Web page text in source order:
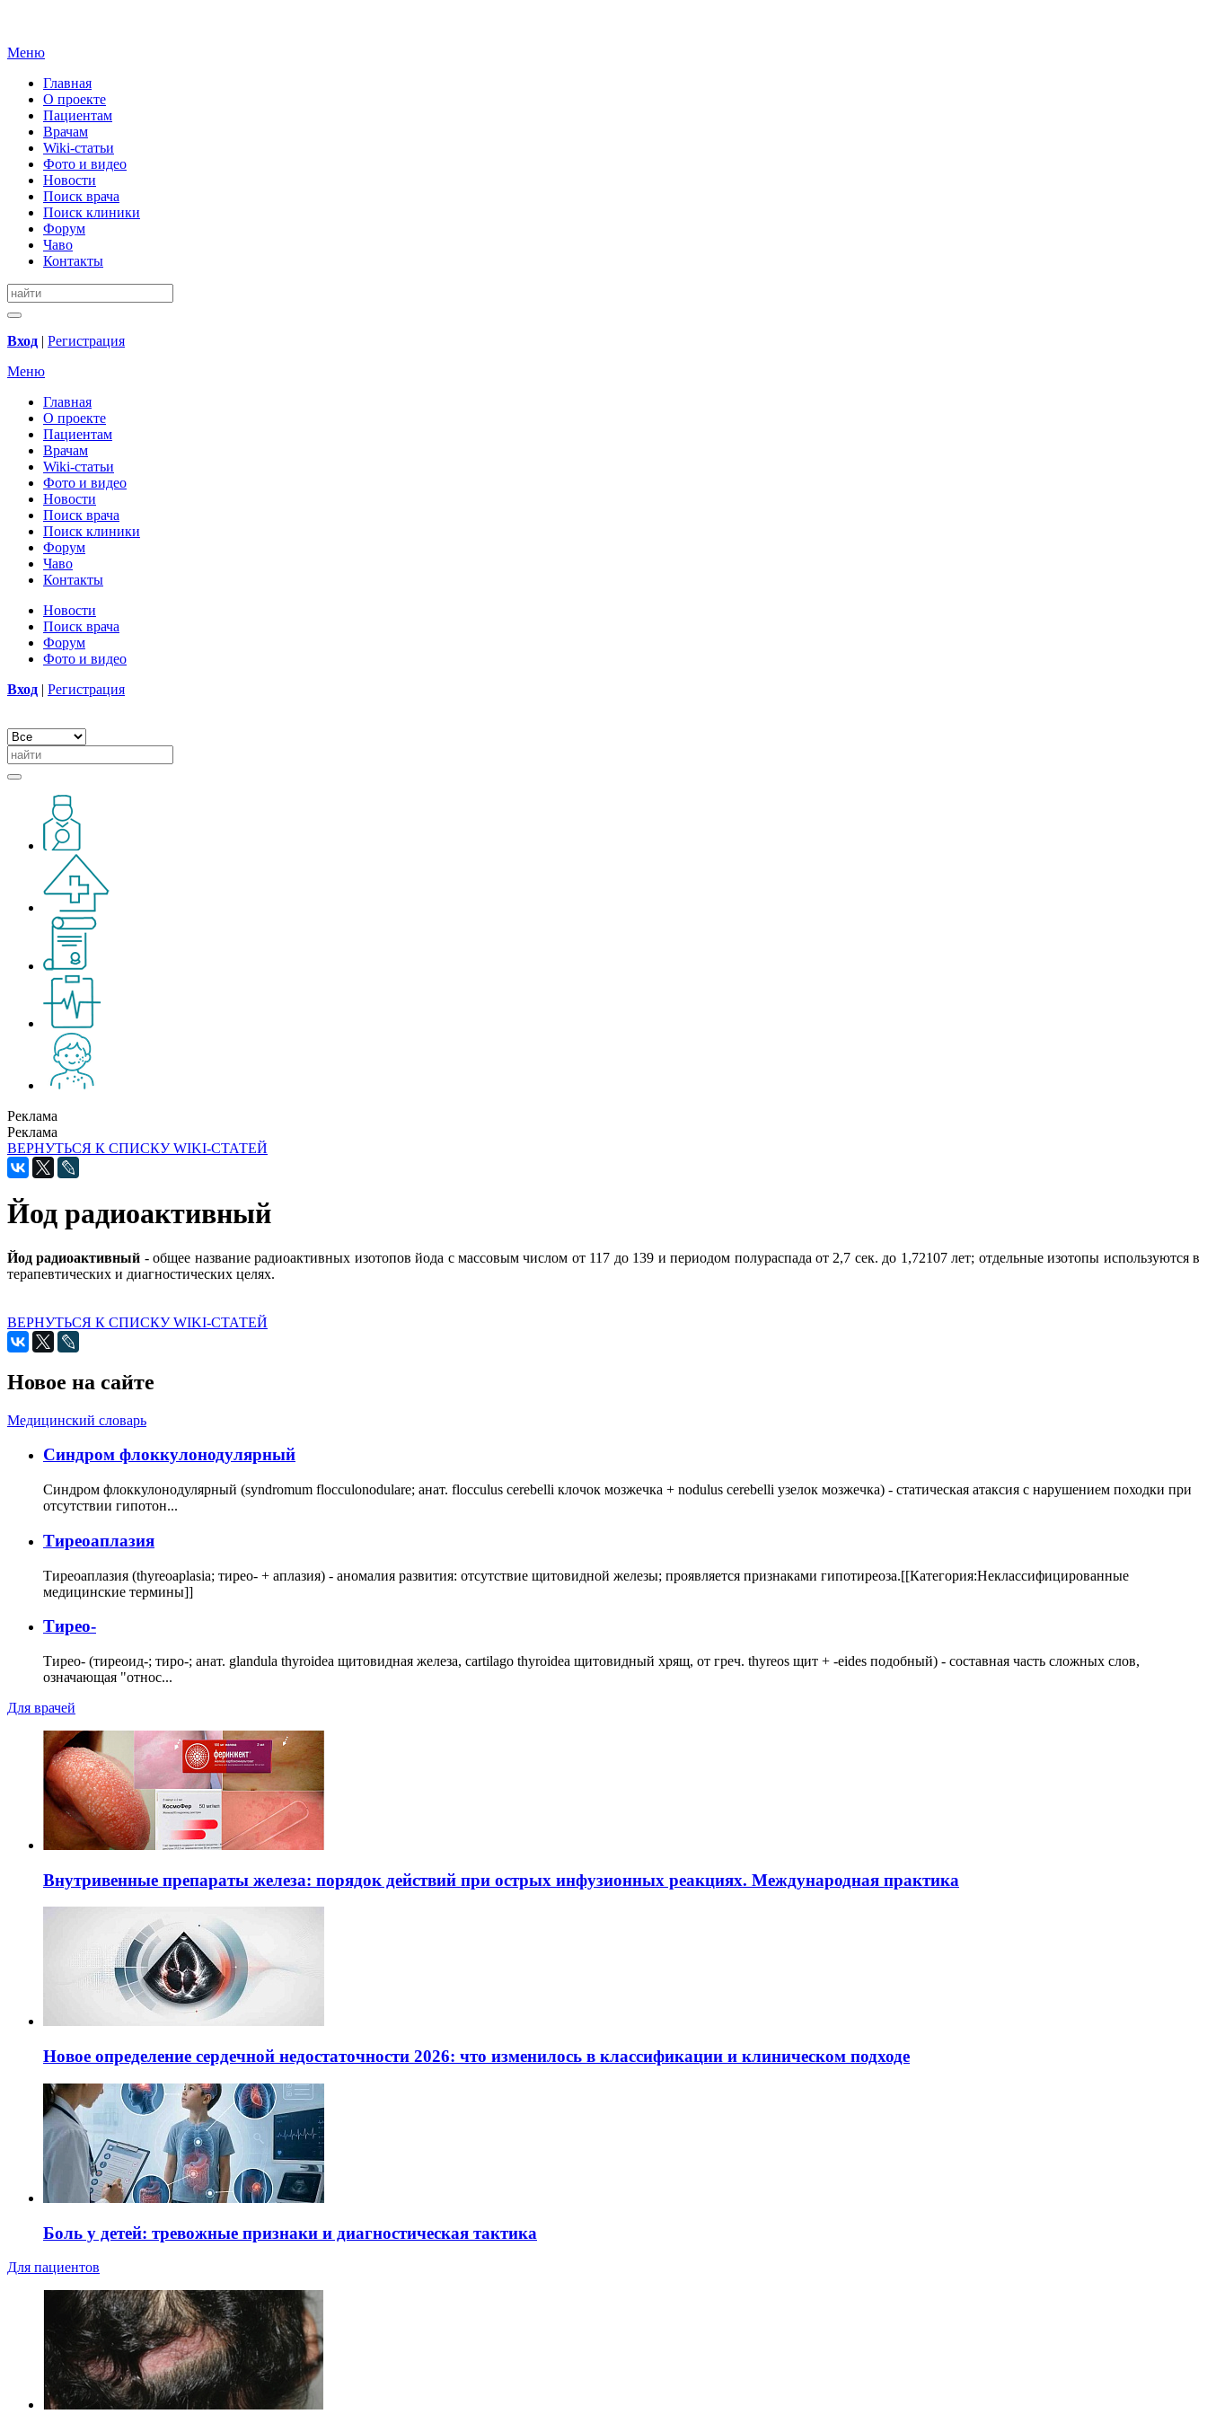
Меню
Главная
О проекте
Пациентам
Врачам
Wiki-статьи
Фото и видео
Новости
Поиск врача
Поиск клиники
Форум
Чаво
Контакты
Вход | Регистрация
Меню
Главная
О проекте
Пациентам
Врачам
Wiki-статьи
Фото и видео
Новости
Поиск врача
Поиск клиники
Форум
Чаво
Контакты
Новости
Поиск врача
Форум
Фото и видео
Вход | Регистрация
Реклама
Реклама
ВЕРНУТЬСЯ К СПИСКУ WIKI-СТАТЕЙ
Йод радиоактивный
Йод радиоактивный - общее название радиоактивных изотопов йода с массовым числом от 117 до 139 и периодом полураспада от 2,7 сек. до 1,72107 лет; отдельные изотопы используются в
терапевтических и диагностических целях.
ВЕРНУТЬСЯ К СПИСКУ WIKI-СТАТЕЙ
Новое на сайте
Медицинский словарь
Cиндром флоккулонодулярный
Синдром флоккулонодулярный (syndromum flocculonodulare; анат. flocculus cerebelli клочок мозжечка + nodulus cerebelli узелок мозжечка) - статическая атаксия с нарушением походки при
отсутствии гипотон...
Тиреоаплазия
Тиреоаплазия (thyreoaplasia; тирео- + аплазия) - аномалия развития: отсутствие щитовидной железы; проявляется признаками гипотиреоза.[[Категория:Неклассифицированные
медицинские термины]]
Тирео-
Тирео- (тиреоид-; тиро-; анат. glandula thyroidea щитовидная железа, cartilago thyroidea щитовидный хрящ, от греч. thyreos щит + -eides подобный) - составная часть сложных слов,
означающая "относ...
Для врачей
Внутривенные препараты железа: порядок действий при острых инфузионных реакциях. Международная практика
Новое определение сердечной недостаточности 2026: что изменилось в классификации и клиническом подходе
Боль у детей: тревожные признаки и диагностическая тактика
Для пациентов